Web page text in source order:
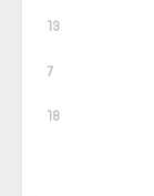
13
7
18